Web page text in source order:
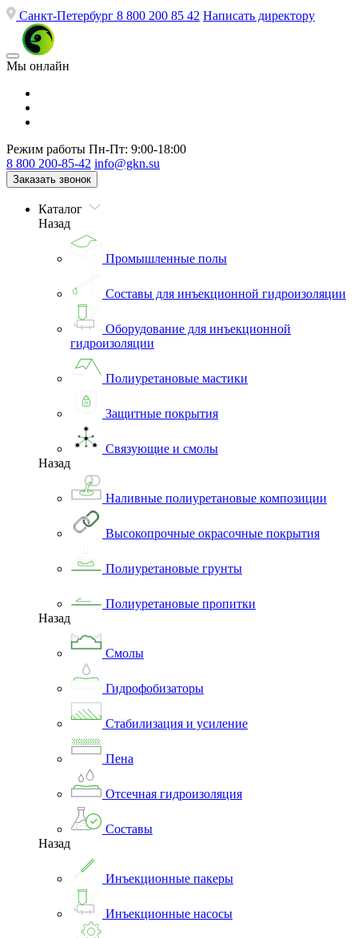
Санкт-Петербург 8 800 200 85 42 Написать директору
Мы онлайн
Режим работы Пн-Пт: 9:00-18:00
8 800 200-85-42 info@gkn.su
Заказать звонок
Каталог
Назад
Промышленные полы
Составы для инъекционной гидроизоляции
Оборудование для инъекционной
гидроизоляции
Полиуретановые мастики
Защитные покрытия
Связующие и смолы
Назад
Наливные полиуретановые композиции
Высокопрочные окрасочные покрытия
Полиуретановые грунты
Полиуретановые пропитки
Назад
Смолы
Гидрофобизаторы
Стабилизация и усиление
Пена
Отсечная гидроизоляция
Составы
Назад
Инъекционные пакеры
Инъекционные насосы